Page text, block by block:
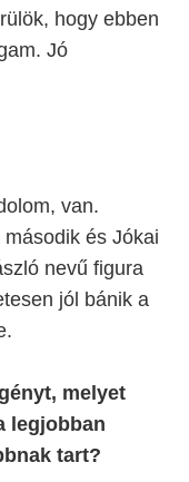
hogy ebben
Jó
van.
és Jókai
nevű figura
jól bánik a
melyet
legjobban
tart?